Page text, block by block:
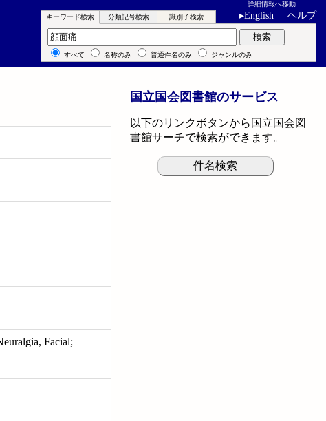
詳細情報へ移動
▸English ヘルプ
キーワード検索 分類記号検索 識別子検索
キーワード検索 検索
すべて 名称のみ 普通件名のみ ジャンルのみ
国立国会図書館のサービス
以下のリンクボタンから国立国会図
書館サーチで検索ができます。
件名検索